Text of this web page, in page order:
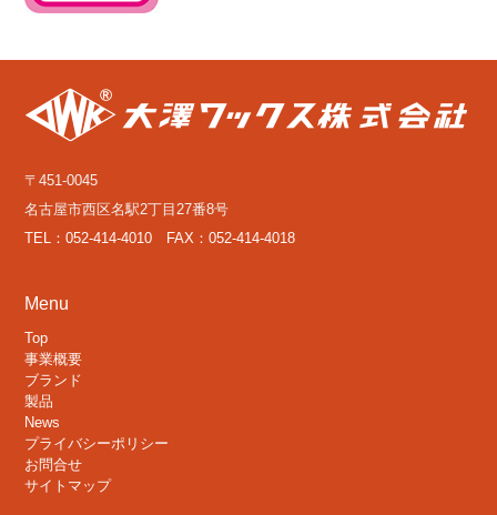
〒451-0045
名古屋市西区名駅2丁目27番8号
TEL：052-414-4010 FAX：052-414-4018
Menu
Top
事業概要
ブランド
製品
News
プライバシーポリシー
お問合せ
サイトマップ